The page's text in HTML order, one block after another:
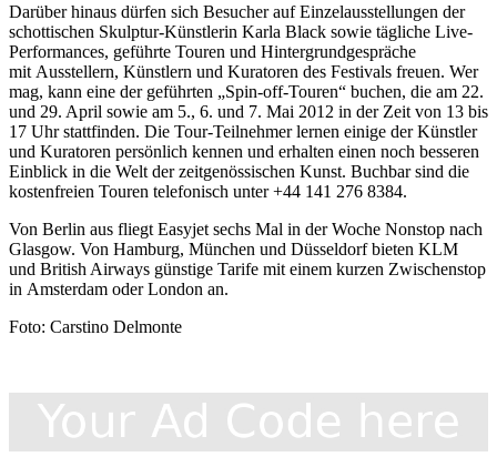
Darüber hinaus dürfen sich Besucher auf Einzelausstellungen der
schottischen Skulptur-Künstlerin Karla Black sowie tägliche Live-
Performances, geführte Touren und Hintergrundgespräche
mit Ausstellern, Künstlern und Kuratoren des Festivals freuen. Wer
mag, kann eine der geführten „Spin-off-Touren“ buchen, die am 22.
und 29. April sowie am 5., 6. und 7. Mai 2012 in der Zeit von 13 bis
17 Uhr stattfinden. Die Tour-Teilnehmer lernen einige der Künstler
und Kuratoren persönlich kennen und erhalten einen noch besseren
Einblick in die Welt der zeitgenössischen Kunst. Buchbar sind die
kostenfreien Touren telefonisch unter +44 141 276 8384.
Von Berlin aus fliegt Easyjet sechs Mal in der Woche Nonstop nach
Glasgow. Von Hamburg, München und Düsseldorf bieten KLM
und British Airways günstige Tarife mit einem kurzen Zwischenstop
in Amsterdam oder London an.
Foto: Carstino Delmonte